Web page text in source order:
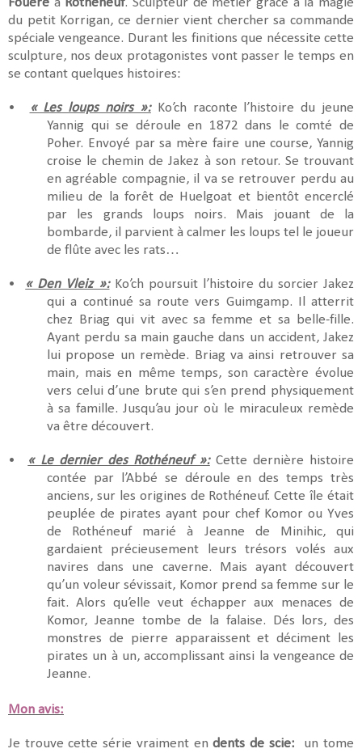
du petit Korrigan, ce dernier vient chercher sa commande
spéciale vengeance. Durant les finitions que nécessite cette
sculpture, nos deux protagonistes vont passer le temps en
se contant quelques histoires:
• « Les loups noirs »:Ko’ch raconte l’histoire du jeune
Yannig qui se déroule en 1872 dans le comté de
Poher. Envoyé par sa mère faire une course, Yannig
croise le chemin de Jakez à son retour. Se trouvant
en agréable compagnie, il va se retrouver perdu au
milieu de la forêt de Huelgoat et bientôt encerclé
par les grands loups noirs. Mais jouant de la
bombarde, il parvient à calmer les loups tel le joueur
de flûte avec les rats…
• « Den Vleiz »:Ko’ch poursuit l’histoire du sorcier Jakez
qui a continué sa route vers Guimgamp. Il atterrit
chez Briag qui vit avec sa femme et sa belle-fille.
Ayant perdu sa main gauche dans un accident, Jakez
lui propose un remède. Briag va ainsi retrouver sa
main, mais en même temps, son caractère évolue
vers celui d’une brute qui s’en prend physiquement
à sa famille. Jusqu’au jour où le miraculeux remède
va être découvert.
• « Le dernier des Rothéneuf »:Cette dernière histoire
contée par l’Abbé se déroule en des temps très
anciens, sur les origines de Rothéneuf. Cette île était
peuplée de pirates ayant pour chef Komor ou Yves
de Rothéneuf marié à Jeanne de Minihic, qui
gardaient précieusement leurs trésors volés aux
navires dans une caverne. Mais ayant découvert
qu’un voleur sévissait, Komor prend sa femme sur le
fait. Alors qu’elle veut échapper aux menaces de
Komor, Jeanne tombe de la falaise. Dés lors, des
monstres de pierre apparaissent et déciment les
pirates un à un, accomplissant ainsi la vengeance de
Jeanne.
Mon avis:
Je trouve cette série vraiment endents de scie: un tome